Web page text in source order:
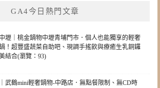
GA4今日熱門文章
壢｜桃金鍋物中壢青埔門市．個人也能獨享的輕奢
！超豐盛蔬菜自助吧、現調手搖飲與療癒生乳銅鑼
結合(瀏覽：93)
武鶴mini輕奢鍋物-中路店．無點餐限制、無CD時